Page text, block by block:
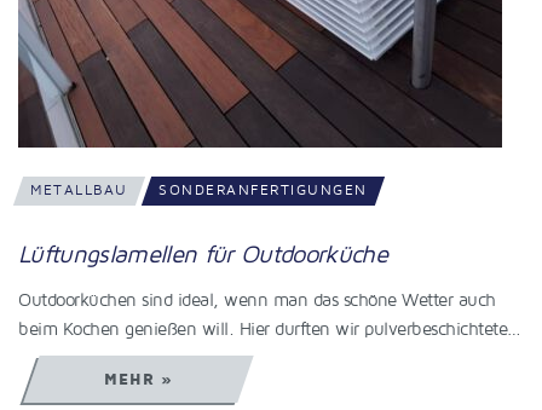
METALLBAU SONDERANFERTIGUNGEN
Lüftungslamellen für Outdoorküche
Outdoorküchen sind ideal, wenn man das schöne Wetter auch
beim Kochen genießen will. Hier durften wir pulverbeschichtete…
MEHR »